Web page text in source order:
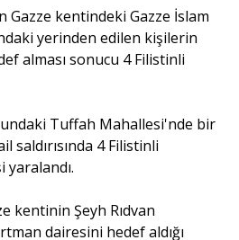
Söyleşi
Portre
Yazarlar
Gazze kentindeki Gazze İslam
yerinden edilen kişilerin
alması sonucu 4 Filistinli
Tuffah Mahallesi'nde bir
saldırısında 4 Filistinli
yaralandı.
kentinin Şeyh Rıdvan
dairesini hedef aldığı